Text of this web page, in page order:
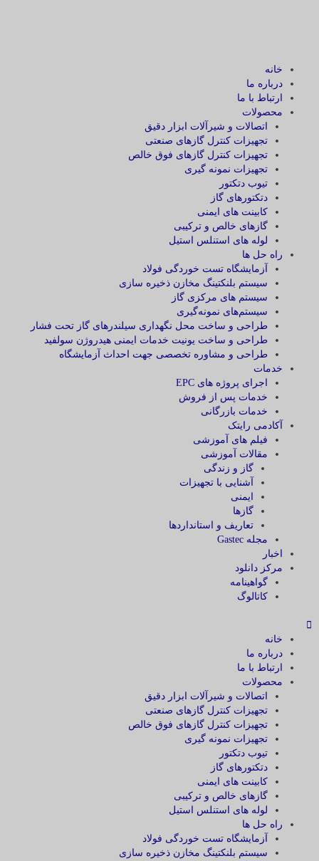
خانه
درباره ما
ارتباط با ما
محصولات
اتصالات و شیرآلات ابزار دقیق
تجهیزات کنترل گازهای صنعتی
تجهیزات کنترل گازهای فوق خالص
تجهیزات نمونه گیری
تیوب دتکتور
دتکتورهای گاز
کابینت های ایمنی
گازهای خالص و ترکیبی
لوله های استنلس استیل
راه حل ها
آزمایشگاه‌ تست خوردگی فولاد
سیستم بلنکتینگ مخازن ذخیره سازی
سیستم های مرکزی گاز
سیستم‌های نمونه‌گیری
طراحی و ساخت محل نگهداری سیلندرهای گاز تحت فشار
طراحی و ساخت یونیت خدمات ایمنی هیدروژن سولفید
طراحی و مشاوره تخصصی جهت احداث آزمایشگاه
خدمات
اجرای پروژه های EPC
خدمات پس از فروش
خدمات بازرگانی
آکادمی رایتک
فیلم های آموزشی
مقالات آموزشی
گاز و زندگی
آشنایی با تجهیزات
ایمنی
گازها
تعاریف و استانداردها
مجله Gastec
اخبار
مرکز دانلود
گواهینامه
کاتالوگ
خانه
درباره ما
ارتباط با ما
محصولات
اتصالات و شیرآلات ابزار دقیق
تجهیزات کنترل گازهای صنعتی
تجهیزات کنترل گازهای فوق خالص
تجهیزات نمونه گیری
تیوب دتکتور
دتکتورهای گاز
کابینت های ایمنی
گازهای خالص و ترکیبی
لوله های استنلس استیل
راه حل ها
آزمایشگاه‌ تست خوردگی فولاد
سیستم بلنکتینگ مخازن ذخیره سازی